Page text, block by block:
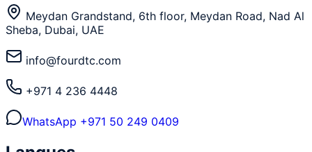
Meydan Grandstand, 6th floor, Meydan Road, Nad Al
Sheba, Dubai, UAE
info@fourdtc.com
+971 4 236 4448
WhatsApp +971 50 249 0409